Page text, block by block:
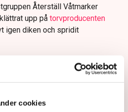
cookies
Återställ Våtmarker
upp på torvproducenten
igen diken och spridit
klättrar upp på
– polisen kan inte
dem: ”Upptrappning